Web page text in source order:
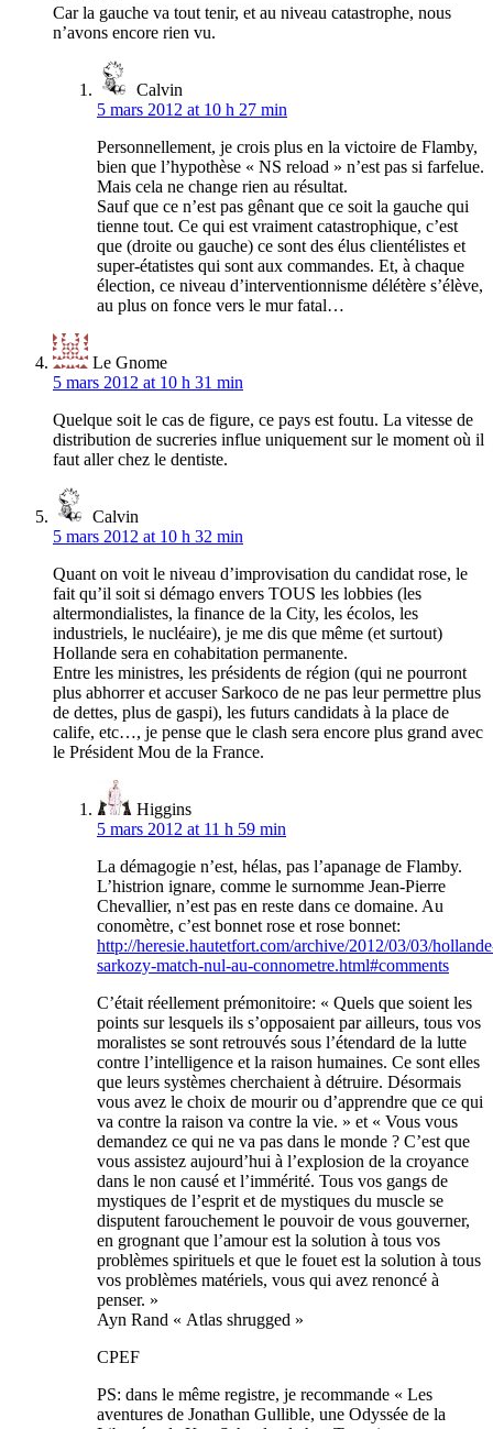
Car la gauche va tout tenir, et au niveau catastrophe, nous
n’avons encore rien vu.
Calvin
5 mars 2012 at 10 h 27 min
Personnellement, je crois plus en la victoire de Flamby,
bien que l’hypothèse « NS reload » n’est pas si farfelue.
Mais cela ne change rien au résultat.
Sauf que ce n’est pas gênant que ce soit la gauche qui
tienne tout. Ce qui est vraiment catastrophique, c’est
que (droite ou gauche) ce sont des élus clientélistes et
super-étatistes qui sont aux commandes. Et, à chaque
élection, ce niveau d’interventionnisme délétère s’élève,
au plus on fonce vers le mur fatal…
Le Gnome
5 mars 2012 at 10 h 31 min
Quelque soit le cas de figure, ce pays est foutu. La vitesse de
distribution de sucreries influe uniquement sur le moment où il
faut aller chez le dentiste.
Calvin
5 mars 2012 at 10 h 32 min
Quant on voit le niveau d’improvisation du candidat rose, le
fait qu’il soit si démago envers TOUS les lobbies (les
altermondialistes, la finance de la City, les écolos, les
industriels, le nucléaire), je me dis que même (et surtout)
Hollande sera en cohabitation permanente.
Entre les ministres, les présidents de région (qui ne pourront
plus abhorrer et accuser Sarkoco de ne pas leur permettre plus
de dettes, plus de gaspi), les futurs candidats à la place de
calife, etc…, je pense que le clash sera encore plus grand avec
le Président Mou de la France.
Higgins
5 mars 2012 at 11 h 59 min
La démagogie n’est, hélas, pas l’apanage de Flamby.
L’histrion ignare, comme le surnomme Jean-Pierre
Chevallier, n’est pas en reste dans ce domaine. Au
conomètre, c’est bonnet rose et rose bonnet:
http://heresie.hautetfort.com/archive/2012/03/03/
sarkozy-match-nul-au-connometre.html#comments
C’était réellement prémonitoire: « Quels que soient les
points sur lesquels ils s’opposaient par ailleurs, tous vos
moralistes se sont retrouvés sous l’étendard de la lutte
contre l’intelligence et la raison humaines. Ce sont elles
que leurs systèmes cherchaient à détruire. Désormais
vous avez le choix de mourir ou d’apprendre que ce qui
va contre la raison va contre la vie. » et « Vous vous
demandez ce qui ne va pas dans le monde ? C’est que
vous assistez aujourd’hui à l’explosion de la croyance
dans le non causé et l’immérité. Tous vos gangs de
mystiques de l’esprit et de mystiques du muscle se
disputent farouchement le pouvoir de vous gouverner,
en grognant que l’amour est la solution à tous vos
problèmes spirituels et que le fouet est la solution à tous
vos problèmes matériels, vous qui avez renoncé à
penser. »
Ayn Rand « Atlas shrugged »
CPEF
PS: dans le même registre, je recommande « Les
aventures de Jonathan Gullible, une Odyssée de la